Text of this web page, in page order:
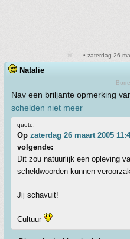
• zaterdag 26
Natalie
Nav een briljante opmerking
schelden niet meer
quote:
Op zaterdag 26 maart 2005
volgende:
Dit zou natuurlijk een opleving
scheldwoorden kunnen
Jij schavuit!
Cultuur